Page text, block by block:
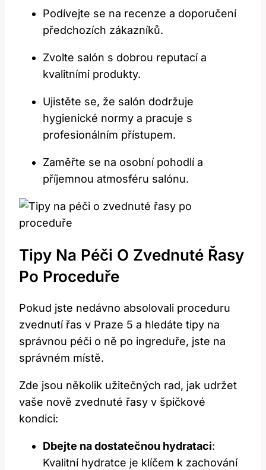
Podívejte se na recenze a ⁣doporučení
předchozích zákazníků.
Zvolte salón s dobrou reputací a
kvalitními produkty.
Ujistěte se, že​ salón dodržuje
hygienické‍ normy a⁣ pracuje s
profesionálním‍ přístupem.
Zaměřte se na osobní pohodlí a
příjemnou atmosféru salónu.
Tipy Na‍ Péči⁤ O Zvednuté Řasy
Po Proceduře
Pokud jste nedávno absolovali proceduru
zvednutí řas v‌ Praze 5 a ⁣hledáte tipy na
správnou péči o ​ně po ​ingreduře, jste na
správném místě.
Zde jsou‌ několik užitečných rad,​ jak udržet
vaše nově zvednuté​ řasy​ v špičkové
kondici:
Dbejte na dostatečnou hydrataci:
Kvalitní ‍hydratce je klíčem k zachování